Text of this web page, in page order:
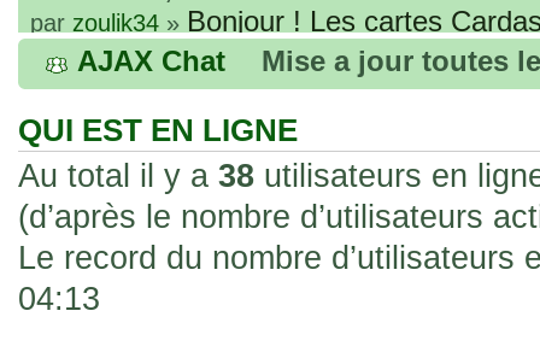
par zoulik34 » Bonjour ! Les cartes
que vous avez commandées, sont
fines et souples. Cela fait partie de
les rend faciles à manipuler et à
sur l'authenticité ou la qualité de votre
avec d'autres cartes de la même série
collectionneurs. Mais en règle
fait normal pour ce type de carte.
26 Déc 2023, 13:46
AJAX Chat Mise a jour toutes
QUI EST EN LIGNE
Au total il y a 38 utilisateurs en
(d’après le nombre d’utilisateurs
Le record du nombre d’utilisateurs
04:13